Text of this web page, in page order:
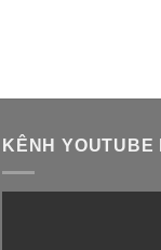
KÊNH YOUTUBE